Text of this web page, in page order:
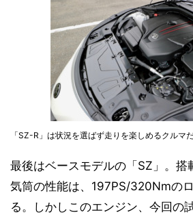
「SZ-R」は状況を選ばず走りを楽しめるクルマ
最後はベースモデルの「SZ」。
気筒の性能は、197PS/320Nmの
る。しかしこのエンジン、今回の